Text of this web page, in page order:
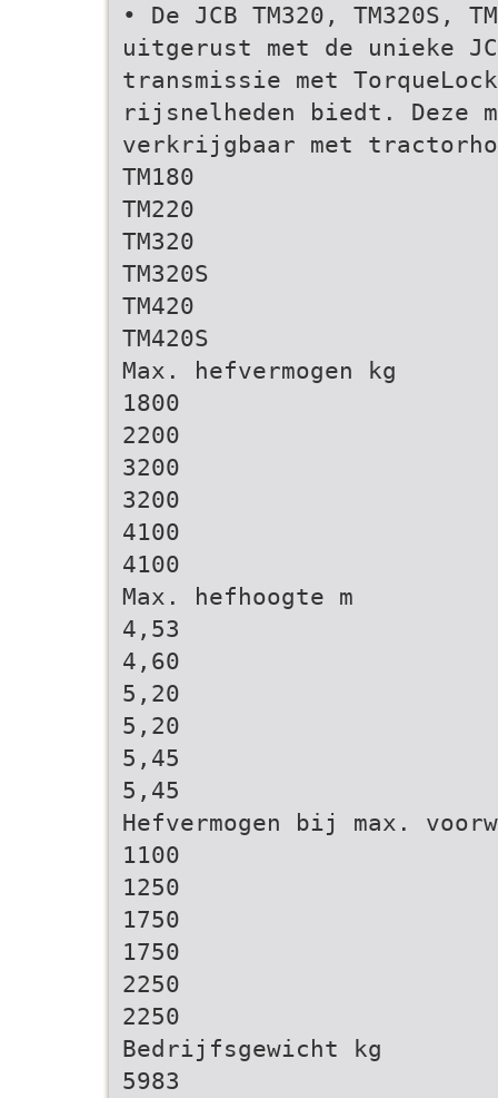
• De JCB TM320, TM320S,
uitgerust met de unieke
transmissie met
rijsnelheden biedt. Deze
verkrijgbaar met
TM180
TM220
TM320
TM320S
TM420
TM420S
Max. hefvermogen kg
1800
2200
3200
3200
4100
4100
Max. hefhoogte m
4,53
4,60
5,20
5,20
5,45
5,45
Hefvermogen bij max.
1100
1250
1750
1750
2250
2250
Bedrijfsgewicht kg
5983